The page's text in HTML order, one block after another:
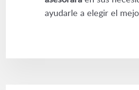
ayudarle a elegir el